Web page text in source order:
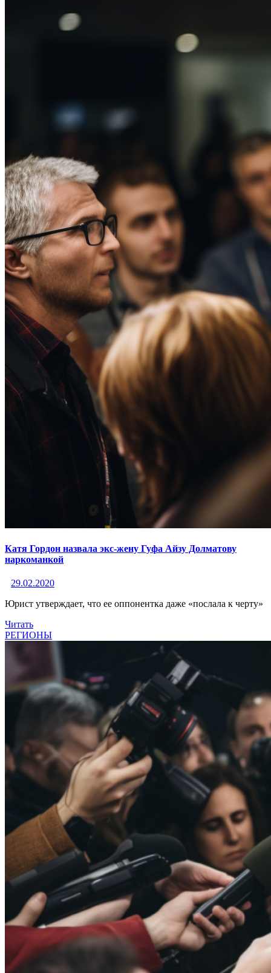
Катя Гордон назвала экс-жену Гуфа Айзу Долматову
наркоманкой
29.02.2020
Юрист утверждает, что ее оппонентка даже «послала к черту»
Читать
РЕГИОНЫ